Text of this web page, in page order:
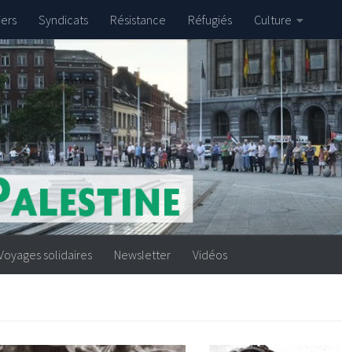
Syndicats Résistance Réfugiés Culture
solidaires Newsletter Vidéos